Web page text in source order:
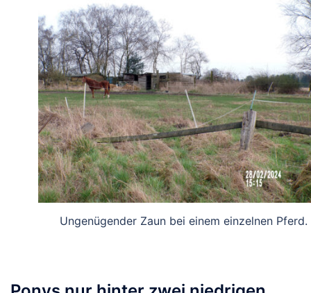
Ungenügender Zaun bei einem einzelnen Pferd.